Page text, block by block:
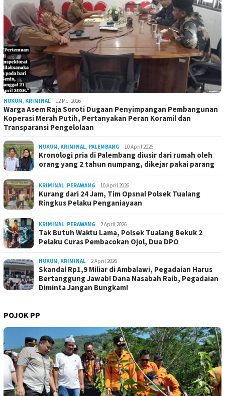
HUKUM, KRIMINAL 12 Mei 2026
Warga Asem Raja Soroti Dugaan Penyimpangan Pembangunan
Koperasi Merah Putih, Pertanyakan Peran Koramil dan
Transparansi Pengelolaan
HUKUM, KRIMINAL, PALEMBANG 10 April 2026
Kronologi pria di Palembang diusir dari rumah oleh
orang yang 2 tahun numpang, dikejar pakai parang
KRIMINAL, PERAWANG 10 April 2026
Kurang dari 24 Jam, Tim Opsnal Polsek Tualang
Ringkus Pelaku Penganiayaan
KRIMINAL, PERAWANG 2 April 2026
Tak Butuh Waktu Lama, Polsek Tualang Bekuk 2
Pelaku Curas Pembacokan Ojol, Dua DPO
HUKUM, KRIMINAL 2 April 2026
Skandal Rp1,9 Miliar di Ambalawi, Pegadaian Harus
Bertanggung Jawab! Dana Nasabah Raib, Pegadaian
Diminta Jangan Bungkam!
POJOK PP